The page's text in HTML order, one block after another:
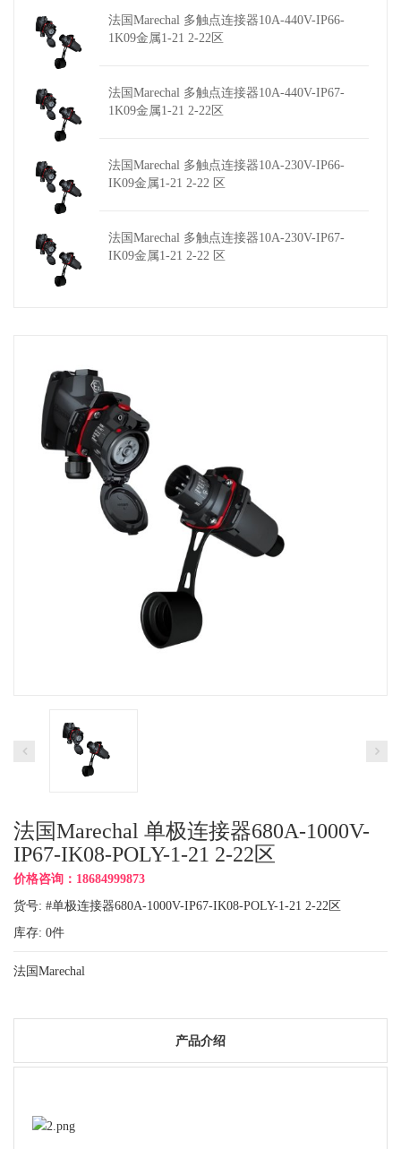
法国Marechal 多触点连接器10A-440V-IP66-
1K09金属1-21 2-22区
法国Marechal 多触点连接器10A-440V-IP67-
1K09金属1-21 2-22区
法国Marechal 多触点连接器10A-230V-IP66-
IK09金属1-21 2-22 区
法国Marechal 多触点连接器10A-230V-IP67-
IK09金属1-21 2-22 区
法国Marechal 单极连接器680A-1000V-
IP67-IK08-POLY-1-21 2-22区
价格咨询：18684999873
货号: #单极连接器680A-1000V-IP67-IK08-POLY-1-21 2-22区
库存: 0件
法国Marechal
产品介绍